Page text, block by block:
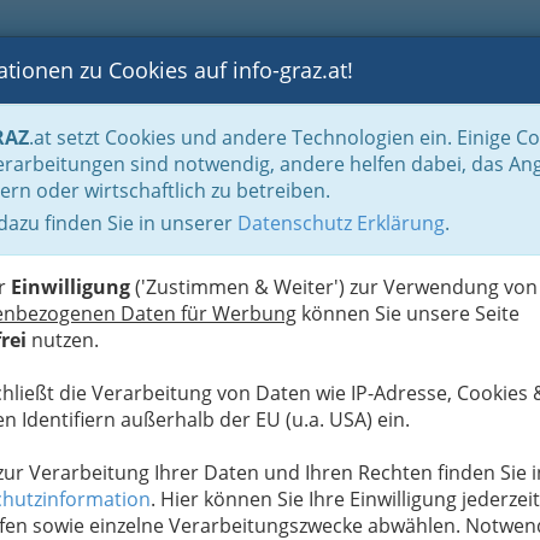
BLOGS FOTOS GASTRONOMIE BRANCHEN
zu Cookies auf info-graz.at!
.at setzt Cookies und andere Technologien ein. Einige
sind notwendig, andere helfen dabei, das
oder wirtschaftlich zu betreiben.
finden Sie in unserer Datenschutz Erklärung.
Einwilligung('Zustimmen & Weiter') zur Verwendung von
Daten für Werbung können Sie unsere Seite
nutzen.
die Verarbeitung von Daten wie IP-Adresse, Cookies
Identifiern außerhalb der EU (u.a. USA) ein.
Verarbeitung Ihrer Daten und Ihren Rechten finden Sie
. Hier können Sie Ihre Einwilligung jederzeit
sowie einzelne Verarbeitungszwecke abwählen.
Handel in Graz Dinge des täglichen Lebens Lebensmittel
Josef Reiner